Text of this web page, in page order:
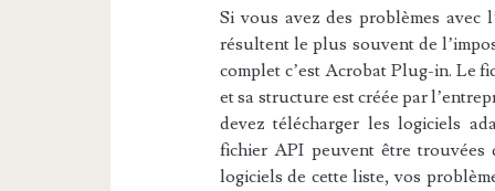
Si vous avez des problèmes
résultent le plus souvent de
complet c’est Acrobat Plug-in. Le
et sa structure est créée par
devez télécharger les logiciels
fichier API peuvent être trouvées
logiciels de cette liste, vos